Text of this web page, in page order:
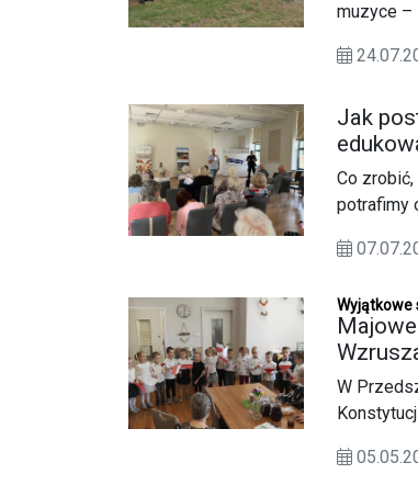
muzyce –
Jak
Co
potrafimy
Wyjątkowe
W
Domu